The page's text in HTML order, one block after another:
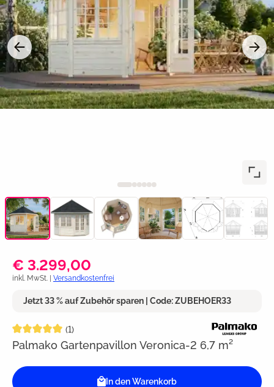
€ 3.299,00
inkl. MwSt. | Versandkostenfrei
Jetzt 33 % auf Zubehör sparen | Code: ZUBEHOER33
Durchschnittliche Bewertung von 5 von 5 Sternen
(1)
Palmako Gartenpavillon Veronica-2 6,7 m²
In den Warenkorb